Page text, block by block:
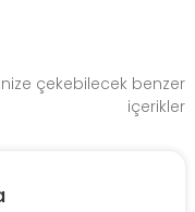
çekebilecek benzer
içerikler